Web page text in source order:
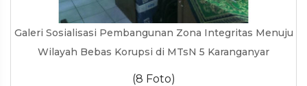
Galeri Sosialisasi Pembangunan Zona Integritas Menuju
Wilayah Bebas Korupsi di MTsN 5 Karanganyar
(8 Foto)